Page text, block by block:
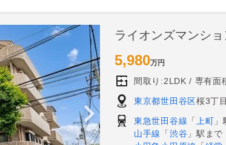
ライオンズマンシ
5,980万円
間取り:2LDK 専有面
東京都世田谷区桜3丁
東急世田谷線 「 上町
山手線
「 渋谷 」駅ま